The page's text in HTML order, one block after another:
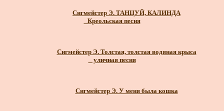
Сигмейстер Э. ТАНЦУЙ, КАЛИНДА
_Креольская песня
Сигмейстер Э. Толстая, толстая водяная крыса
_ уличная песня
Сигмейстер Э. У меня была кошка